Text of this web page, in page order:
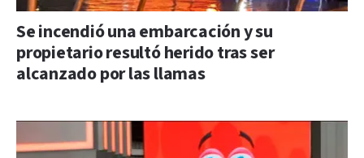
Se incendió una embarcación y su
propietario resultó herido tras ser
alcanzado por las llamas